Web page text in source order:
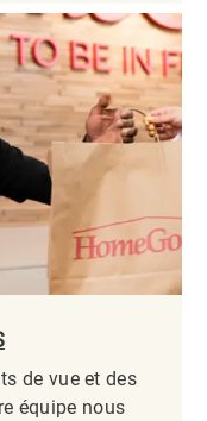
de vue et des
équipe nous